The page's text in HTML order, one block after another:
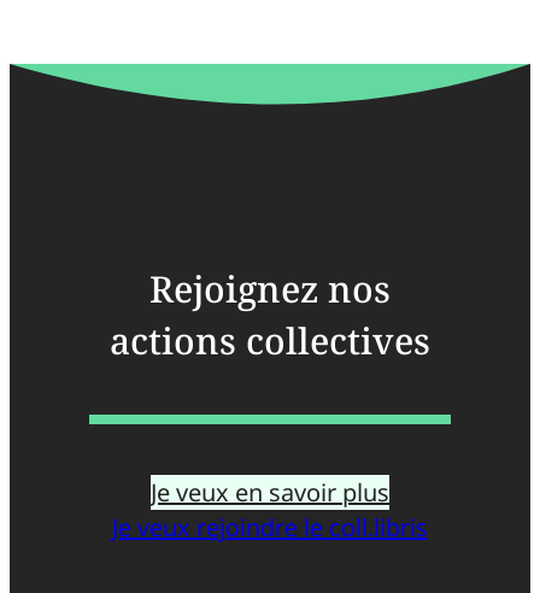
Rejoignez nos
actions collectives
Je veux en savoir plus
Je veux rejoindre le coll.libris